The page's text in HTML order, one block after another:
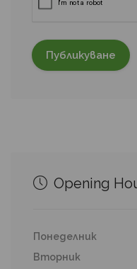
Opening
Понеделник
Вторник